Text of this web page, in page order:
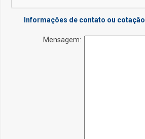
Informações de contato ou cotação
Mensagem: